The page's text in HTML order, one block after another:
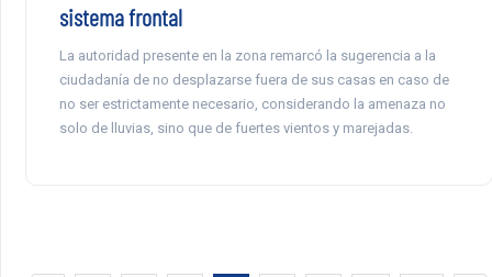
sistema frontal
La autoridad presente en la zona remarcó la sugerencia a la
ciudadanía de no desplazarse fuera de sus casas en caso de
no ser estrictamente necesario, considerando la amenaza no
solo de lluvias, sino que de fuertes vientos y marejadas.